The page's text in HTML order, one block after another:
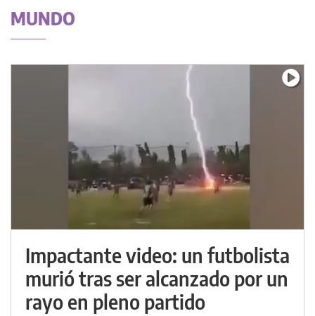
MUNDO
Impactante video: un futbolista
murió tras ser alcanzado por un
rayo en pleno partido